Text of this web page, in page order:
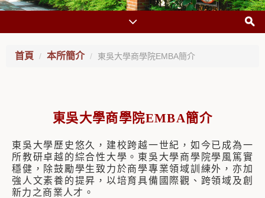
首頁 本所簡介 東吳大學商學院EMBA簡介
東吳大學商學院EMBA簡介
東吳大學歷史悠久，建校跨越一世紀，如今已成為一
所教研卓越的綜合性大學。東吳大學商學院學風篤實
穩健，除鼓勵學生致力於商學專業領域訓練外，亦加
強人文素養的提昇，以培育具備國際觀、跨領域及創
新力之商業人才。